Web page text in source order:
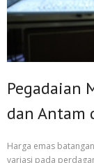
Pegadaian
dan Antam
Harga emas
variasi pada